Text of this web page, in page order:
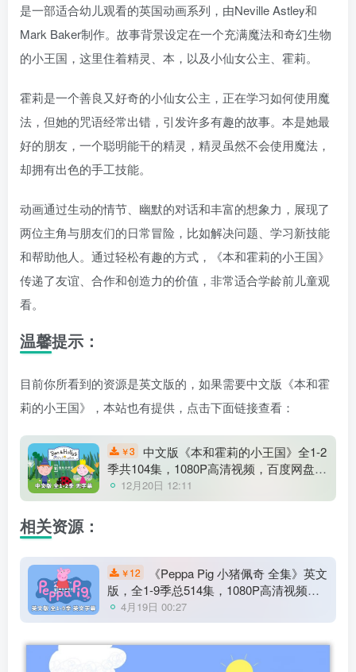
是一部适合幼儿观看的英国动画系列，由Neville Astley和
Mark Baker制作。故事背景设定在一个充满魔法和奇幻生物
的小王国，这里住着精灵、本，以及小仙女公主、霍莉。
霍莉是一个善良又好奇的小仙女公主，正在学习如何使用魔
法，但她的咒语经常出错，引发许多有趣的故事。本是她最
好的朋友，一个聪明能干的精灵，精灵虽然不会使用魔法，
却拥有出色的手工技能。
动画通过生动的情节、幽默的对话和丰富的想象力，展现了
两位主角与朋友们的日常冒险，比如解决问题、学习新技能
和帮助他人。通过轻松有趣的方式，《本和霍莉的小王国》
传递了友谊、合作和创造力的价值，非常适合学龄前儿童观
看。
温馨提示：
目前你所看到的资源是英文版的，如果需要中文版《本和霍
莉的小王国》，本站也有提供，点击下面链接查看：
￥3
中文版《本和霍莉的小王国》全1-2
季共104集，1080P高清视频，百度网盘下
载！12月20日 12:11
相关资源：
￥ 12
《Peppa Pig 小猪佩奇 全集》英文
版，全1-9季总514集，1080P高清视频带
英文字幕，带配套音频MP3，百度网盘下
载！
4月19日 00:27